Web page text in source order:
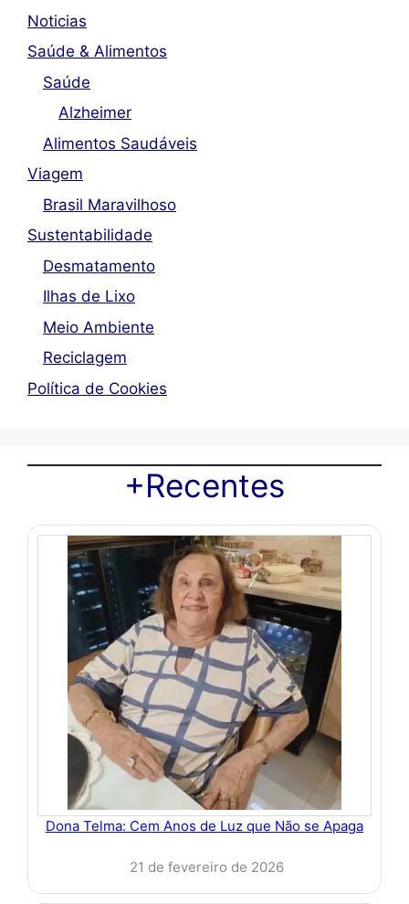
Noticias
Saúde & Alimentos
Saúde
Alzheimer
Alimentos Saudáveis
Viagem
Brasil Maravilhoso
Sustentabilidade
Desmatamento
Ilhas de Lixo
Meio Ambiente
Reciclagem
Política de Cookies
+Recentes
Dona Telma: Cem Anos de Luz que Não se Apaga
21 de fevereiro de 2026